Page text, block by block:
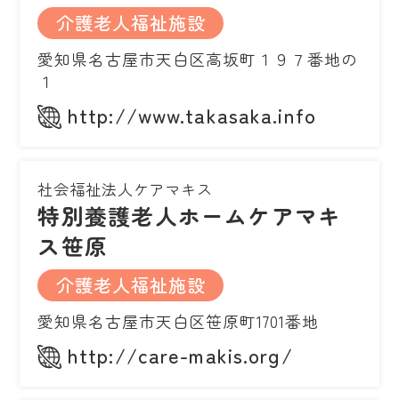
介護老人福祉施設
愛知県名古屋市天白区高坂町１９７番地の
１
http://www.takasaka.info
社会福祉法人ケアマキス
特別養護老人ホームケアマキ
ス笹原
介護老人福祉施設
愛知県名古屋市天白区笹原町1701番地
http://care-makis.org/